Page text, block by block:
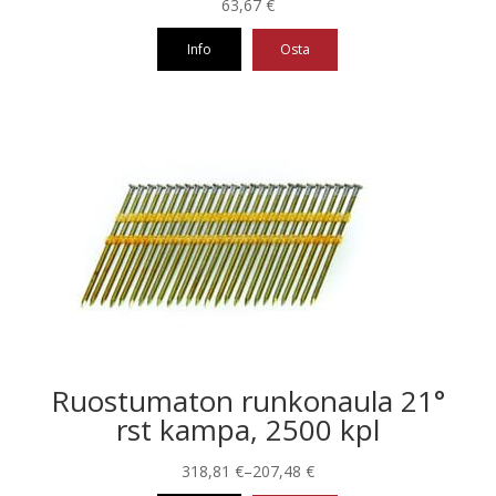
63,67 €
Info Osta
Ruostumaton runkonaula 21°
rst kampa, 2500 kpl
207,48 €
–
318,81 €Hintaluokka: